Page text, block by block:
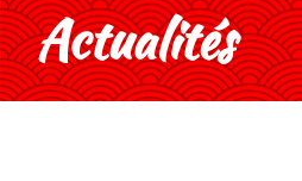
Actualités